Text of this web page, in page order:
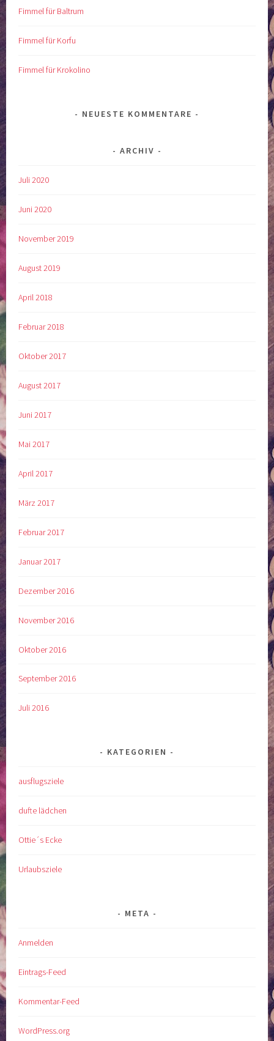
Fimmel für Baltrum
Fimmel für Korfu
Fimmel für Krokolino
NEUESTE KOMMENTARE
ARCHIV
Juli 2020
Juni 2020
November 2019
August 2019
April 2018
Februar 2018
Oktober 2017
August 2017
Juni 2017
Mai 2017
April 2017
März 2017
Februar 2017
Januar 2017
Dezember 2016
November 2016
Oktober 2016
September 2016
Juli 2016
KATEGORIEN
ausflugsziele
dufte lädchen
Ottie´s Ecke
Urlaubsziele
META
Anmelden
Eintrags-Feed
Kommentar-Feed
WordPress.org